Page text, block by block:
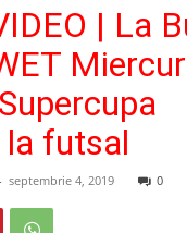
| La
la futsal
septembrie 4, 2019 0